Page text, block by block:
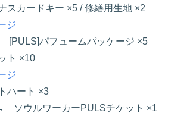
カードキー ×5 / 修繕用生地 ×2
ジ
パフュームパッケージ ×5
ト ×10
ジ
ート ×3
ウルワーカーPULSチケット ×1